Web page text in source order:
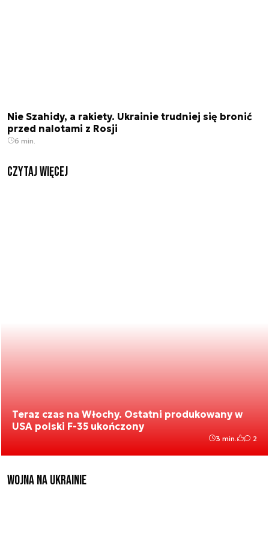
Nie Szahidy, a rakiety. Ukrainie trudniej się bronić
przed nalotami z Rosji
6 min.
czytaj więcej
Teraz czas na Włochy. Ostatni produkowany w
USA polski F-35 ukończony
3 min. 2
Wojna na Ukrainie